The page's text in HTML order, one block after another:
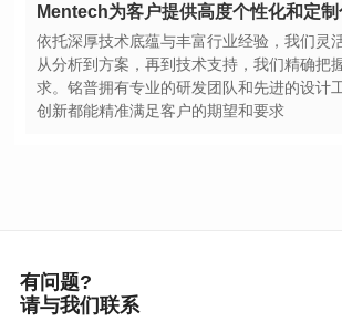
Mentech为客户提供高度个性化和定
创新都能精准满足客户的期望和要求
有问题?
请与我们联系